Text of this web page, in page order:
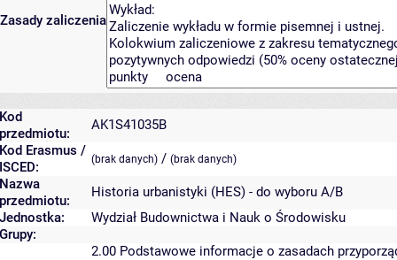
Zasady zaliczenia
Kod
przedmiotu:
AK1S41035B
Kod Erasmus /
ISCED:
(brak danych) / (brak danych)
Nazwa
przedmiotu:
Historia urbanistyki (HES) - do wyboru A/B
Jednostka:
Wydział Budownictwa i Nauk o Środowisku
Grupy:
2.00 Podstawowe informacje o zasadach